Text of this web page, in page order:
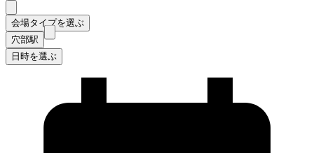
会場タイプを選ぶ
穴部駅
日時を選ぶ